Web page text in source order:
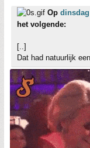
Op dinsdag
het volgende:
[..]
Dat had natuurlijk